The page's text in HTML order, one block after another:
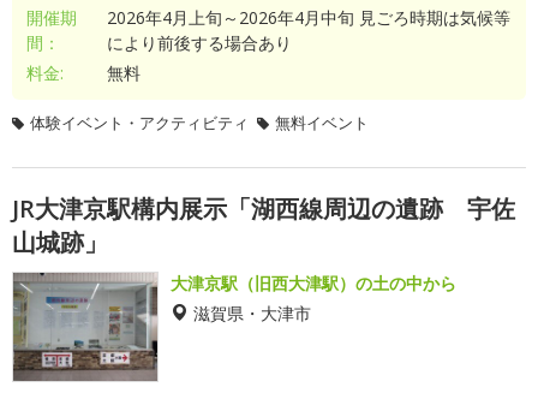
開催期
間：
2026年4月上旬～2026年4月中旬 見ごろ時期は気候等
により前後する場合あり
料金:
無料
体験イベント・アクティビティ 無料イベント
JR大津京駅構内展示「湖西線周辺の遺跡 宇佐
山城跡」
大津京駅（旧西大津駅）の土の中から
滋賀県・大津市